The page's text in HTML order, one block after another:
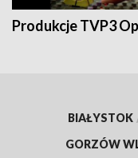
Produkcje TVP3
BIAŁYSTOK
GORZÓW